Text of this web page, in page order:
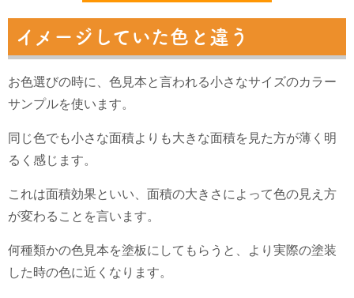
イメージしていた色と違う
お色選びの時に、色見本と言われる小さなサイズのカラー
サンプルを使います。
同じ色でも小さな面積よりも大きな面積を見た方が薄く明
るく感じます。
これは面積効果といい、面積の大きさによって色の見え方
が変わることを言います。
何種類かの色見本を塗板にしてもらうと、より実際の塗装
した時の色に近くなります。